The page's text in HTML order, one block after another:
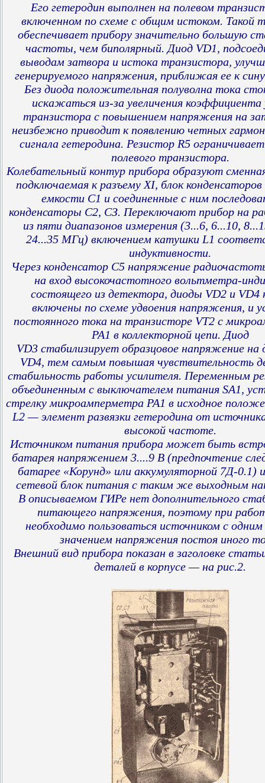
Его гетеродин выполнен на полевом
включенном по схеме с общим истоком. Такой
обеспечивает прибору значительно большую
частоты, чем биполярный. Диод VD1,
выводам затвора и истока транзистора,
генерируемого напряжения, приближая ее к
Без диода положительная полуволна тока
искажаться из-за увеличения коэффициента
транзистора с повышением напряжения на
неизбежно приводит к появлению четных
сигнала гетеродина. Резистор R5
полевого транзистора.
Колебательный контур прибора образуют
подключаемая к разъему XI, блок
емкости С1 и соединенные с ним
конденсаторы С2, СЗ. Переключают прибор на
из пяти диапазонов измерения (3...6, 6...10,
24...35 МГц) включением катушки L1
индуктивности.
Через конденсатор С5 напряжение
на вход высокочастотного вольтметра-
состоящего из детектора, диоды VD2 и VD4
включены по схеме удвоения напряжения, и
постоянного тока на транзисторе VT2 с
РА1 в коллекторной цепи. Диод
VD3 стабилизирует образцовое напряжение на
VD4, тем самым повышая чувствительность
стабильность работы усилителя. Переменным
объединенным с выключателем питания SA1,
стрелку микроамперметра РА1 в исходное
L2 — элемент развязки гетеродина от
высокой частоте.
Источником питания прибора может быть
батарея напряжением 3....9 В (предпочтение
батарее «Корунд» или аккумуляторной 7Д-0.1)
сетевой блок питания с таким же выходным
В описываемом ГИРе нет дополнительного
питающего напряжения, поэтому при
необходимо пользоваться источником с
значением напряжения постоя иного
Внешний вид прибора показан в заголовке
деталей в корпусе — на рис.2.